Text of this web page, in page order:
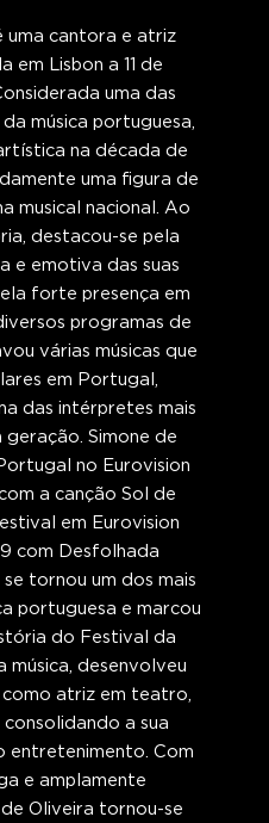
uma cantora e atriz
em Lisbon a 11 de
uma das
música portuguesa,
na década de
uma figura de
musical nacional. Ao
destacou-se pela
e emotiva das suas
forte presença em
programas de
várias músicas que
em Portugal,
das intérpretes mais
geração. Simone de
no Eurovision
a canção Sol de
em Eurovision
com Desfolhada
tornou um dos mais
portuguesa e marcou
do Festival da
música, desenvolveu
atriz em teatro,
a sua
entretenimento. Com
e amplamente
Oliveira tornou-se